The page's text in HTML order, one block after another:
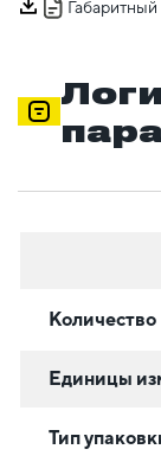
Количество
Единицы
Тип